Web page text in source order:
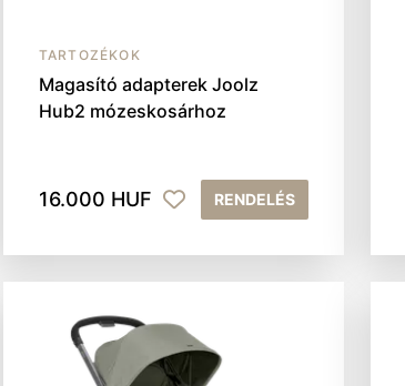
TARTOZÉKOK
Magasító adapterek Joolz
Hub2 mózeskosárhoz
16.000 HUF RENDELÉS